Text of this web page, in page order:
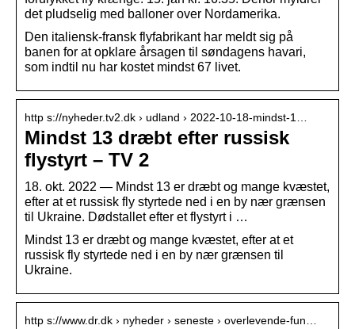
det pludselig med balloner over Nordamerika.
Den italiensk-fransk flyfabrikant har meldt sig på
banen for at opklare årsagen til søndagens havari,
som indtil nu har kostet mindst 67 livet.
http s://nyheder.tv2.dk › udland › 2022-10-18-mindst-1…
Mindst 13 dræbt efter russisk
flystyrt – TV 2
18. okt. 2022 — Mindst 13 er dræbt og mange kvæstet,
efter at et russisk fly styrtede ned i en by nær grænsen
til Ukraine. Dødstallet efter et flystyrt i …
Mindst 13 er dræbt og mange kvæstet, efter at et
russisk fly styrtede ned i en by nær grænsen til
Ukraine.
http s://www.dr.dk › nyheder › seneste › overlevende-fun…